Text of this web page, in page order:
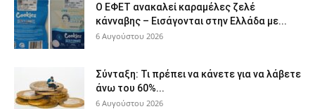
Ο ΕΦΕΤ ανακαλεί καραμέλες ζελέ
κάνναβης – Εισάγονται στην Ελλάδα με...
6 Αυγούστου 2026
Σύνταξη: Τι πρέπει να κάνετε για να λάβετε
άνω του 60%...
6 Αυγούστου 2026